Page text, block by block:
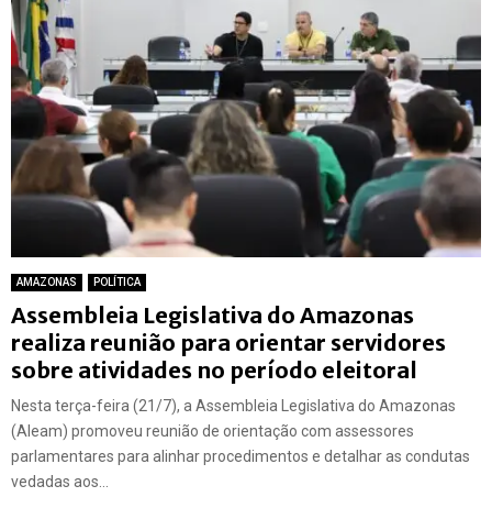
AMAZONAS POLÍTICA
Assembleia Legislativa do Amazonas
realiza reunião para orientar servidores
sobre atividades no período eleitoral
Nesta terça-feira (21/7), a Assembleia Legislativa do Amazonas
(Aleam) promoveu reunião de orientação com assessores
parlamentares para alinhar procedimentos e detalhar as condutas
vedadas aos...